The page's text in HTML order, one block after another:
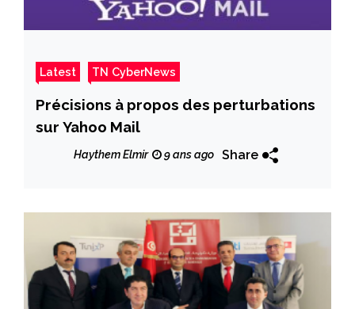
Latest TN CyberNews
Précisions à propos des perturbations
sur Yahoo Mail
Haythem Elmir 9 ans ago Share